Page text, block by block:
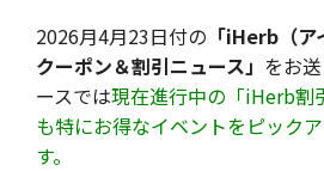
2026月4月23日付の 「iHerb（
クーポン＆割引ニュース」 をお
ースでは現在進行中の「iHerb割
も特にお得なイベントをピック
す。